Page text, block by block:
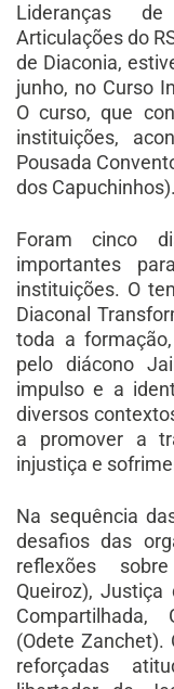
Lideranças
Articulações do
de Diaconia,
junho, no Curso
O curso, que
instituições,
Pousada
dos Capuchinhos).
Foram cinco
importantes
instituições. O
Diaconal
toda a
pelo diácono
impulso e a
diversos
a promover a
injustiça e
Na sequência
desafios das
reflexões
Queiroz), Justiça
Compartilhada,
(Odete
reforçadas